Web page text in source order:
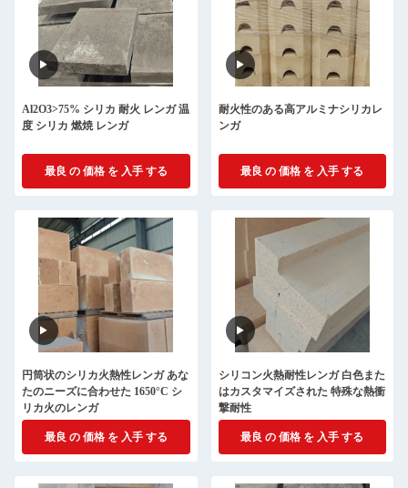
Al2O3>75% シリカ 耐火 レンガ 温
度 シリカ 燃焼 レンガ
最良 の 価格 を 入手 する
耐火性のある高アルミナシリカレ
ンガ
最良 の 価格 を 入手 する
円筒状のシリカ火熱性レンガ あな
たのニーズに合わせた 1650°C シ
リカ火のレンガ
最良 の 価格 を 入手 する
シリコン火熱耐性レンガ 白色また
はカスタマイズされた 特殊な熱衝
撃耐性
最良 の 価格 を 入手 する